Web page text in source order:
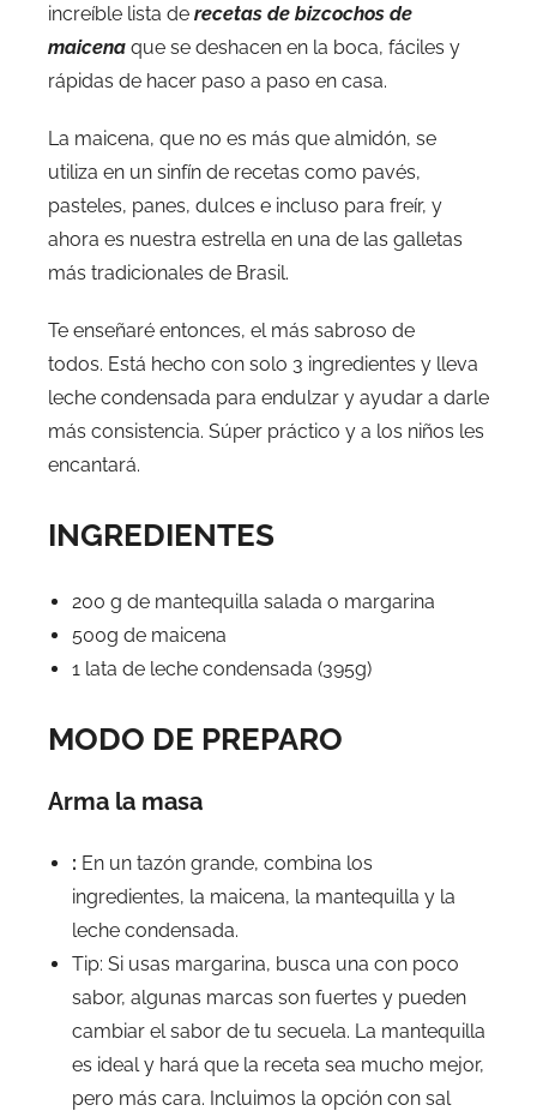
increíble lista de recetas de bizcochos de
maicena que se deshacen en la boca, fáciles y
rápidas de hacer paso a paso en casa.
La maicena, que no es más que almidón, se
utiliza en un sinfín de recetas como pavés,
pasteles, panes, dulces e incluso para freír, y
ahora es nuestra estrella en una de las galletas
más tradicionales de Brasil.
Te enseñaré entonces, el más sabroso de
todos. Está hecho con solo 3 ingredientes y lleva
leche condensada para endulzar y ayudar a darle
más consistencia. Súper práctico y a los niños les
encantará.
INGREDIENTES
200 g de mantequilla salada o margarina
500g de maicena
1 lata de leche condensada (395g)
MODO DE PREPARO
Arma la masa
: En un tazón grande, combina los
ingredientes, la maicena, la mantequilla y la
leche condensada.
Tip: Si usas margarina, busca una con poco
sabor, algunas marcas son fuertes y pueden
cambiar el sabor de tu secuela. La mantequilla
es ideal y hará que la receta sea mucho mejor,
pero más cara. Incluimos la opción con sal